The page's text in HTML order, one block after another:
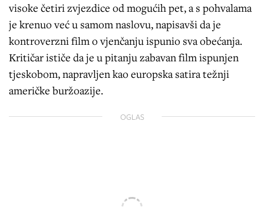
visoke četiri zvjezdice od mogućih pet, a s pohvalama
je krenuo već u samom naslovu, napisavši da je
kontroverzni film o vjenčanju ispunio sva obećanja.
Kritičar ističe da je u pitanju zabavan film ispunjen
tjeskobom, napravljen kao europska satira težnji
američke buržoazije.
OGLAS